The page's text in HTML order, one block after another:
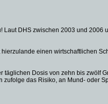
DHS zwischen 2003 und
einen wirtschaftlichen
Dosis von zehn bis zwölf
das Risiko, an Mund- oder